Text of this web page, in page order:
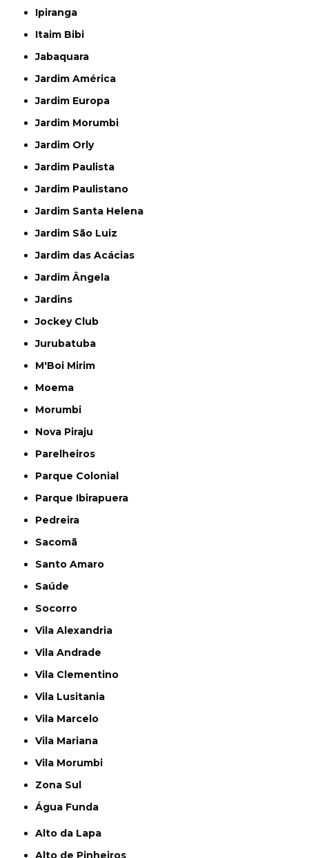
Ipiranga
Itaim Bibi
Jabaquara
Jardim América
Jardim Europa
Jardim Morumbi
Jardim Orly
Jardim Paulista
Jardim Paulistano
Jardim Santa Helena
Jardim São Luiz
Jardim das Acácias
Jardim Ângela
Jardins
Jockey Club
Jurubatuba
M'Boi Mirim
Moema
Morumbi
Nova Piraju
Parelheiros
Parque Colonial
Parque Ibirapuera
Pedreira
Sacomã
Santo Amaro
Saúde
Socorro
Vila Alexandria
Vila Andrade
Vila Clementino
Vila Lusitania
Vila Marcelo
Vila Mariana
Vila Morumbi
Zona Sul
Água Funda
Alto da Lapa
Alto de Pinheiros